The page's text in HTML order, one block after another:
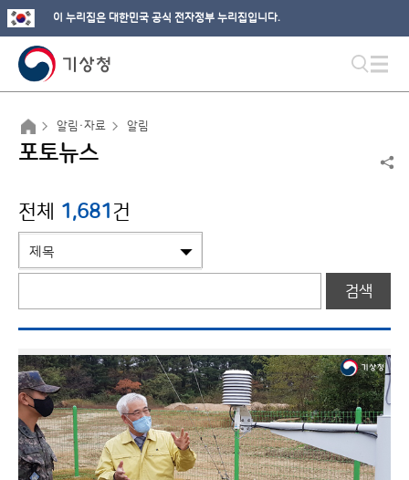
이 누리집은 대한민국 공식 전자정부 누리집입니다.
알림·자료 알림
포토뉴스
전체 1,681건
검색